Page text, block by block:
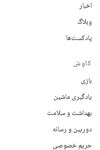
اخبار
وبلاگ
پادکست‌ها
کاوش
بازی
یادگیری ماشین
بهداشت و سلامت
دوربین و رسانه
حریم خصوصی